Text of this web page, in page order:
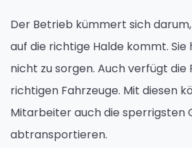
Der Betrieb kümmert sich
auf die richtige Halde kommt.
nicht zu sorgen. Auch verfügt die
richtigen Fahrzeuge. Mit diesen
Mitarbeiter auch die sperrigsten
abtransportieren.